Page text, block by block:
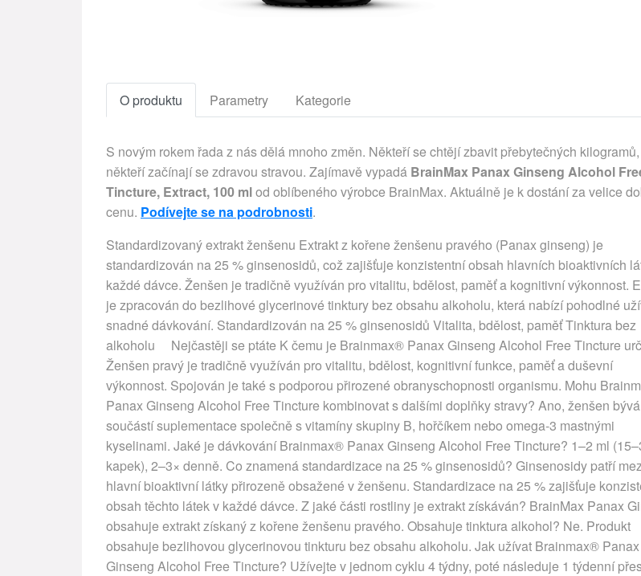
O produktu Parametry Kategorie
S novým rokem řada z nás dělá mnoho změn. Někteří se chtějí zbavit přebytečných kilogramů,
někteří začínají se zdravou stravou. Zajímavě vypadá BrainMax Panax Ginseng Alcohol
Tincture, Extract, 100 mlod oblíbeného výrobce BrainMax. Aktuálně je k dostání za velice
cenu. Podívejte se na podrobnosti.
Standardizovaný extrakt ženšenu Extrakt z kořene ženšenu pravého (Panax ginseng) je
standardizován na 25 % ginsenosidů, což zajišťuje konzistentní obsah hlavních bioaktivních
každé dávce. Ženšen je tradičně využíván pro vitalitu, bdělost, paměť a kognitivní výkonnost.
je zpracován do bezlihové glycerinové tinktury bez obsahu alkoholu, která nabízí pohodlné
snadné dávkování. Standardizován na 25 % ginsenosidů Vitalita, bdělost, paměť Tinktura bez
alkoholu Nejčastěji se ptáte K čemu je Brainmax® Panax Ginseng Alcohol Free Tincture
Ženšen pravý je tradičně využíván pro vitalitu, bdělost, kognitivní funkce, paměť a duševní
výkonnost. Spojován je také s podporou přirozené obranyschopnosti organismu. Mohu
Panax Ginseng Alcohol Free Tincture kombinovat s dalšími doplňky stravy? Ano, ženšen
součástí suplementace společně s vitamíny skupiny B, hořčíkem nebo omega-3 mastnými
kyselinami. Jaké je dávkování Brainmax® Panax Ginseng Alcohol Free Tincture? 1–2 ml
kapek), 2–3× denně. Co znamená standardizace na 25 % ginsenosidů? Ginsenosidy patří
hlavní bioaktivní látky přirozeně obsažené v ženšenu. Standardizace na 25 % zajišťuje
obsah těchto látek v každé dávce. Z jaké části rostliny je extrakt získáván? BrainMax Panax
obsahuje extrakt získaný z kořene ženšenu pravého. Obsahuje tinktura alkohol? Ne. Produkt
obsahuje bezlihovou glycerinovou tinkturu bez obsahu alkoholu. Jak užívat Brainmax® Panax
Ginseng Alcohol Free Tincture? Užívejte v jednom cyklu 4 týdny, poté následuje 1 týdenní